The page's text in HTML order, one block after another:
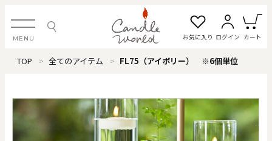
MENU お気に入り ログイン カート
ログイン・新規会員登録
お気に入り一覧 カートを見る
TOP 全てのアイテム FL75（アイボリー） ※6個単位